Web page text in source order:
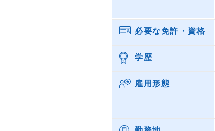
必要な免許・資格
学歴
雇用形態